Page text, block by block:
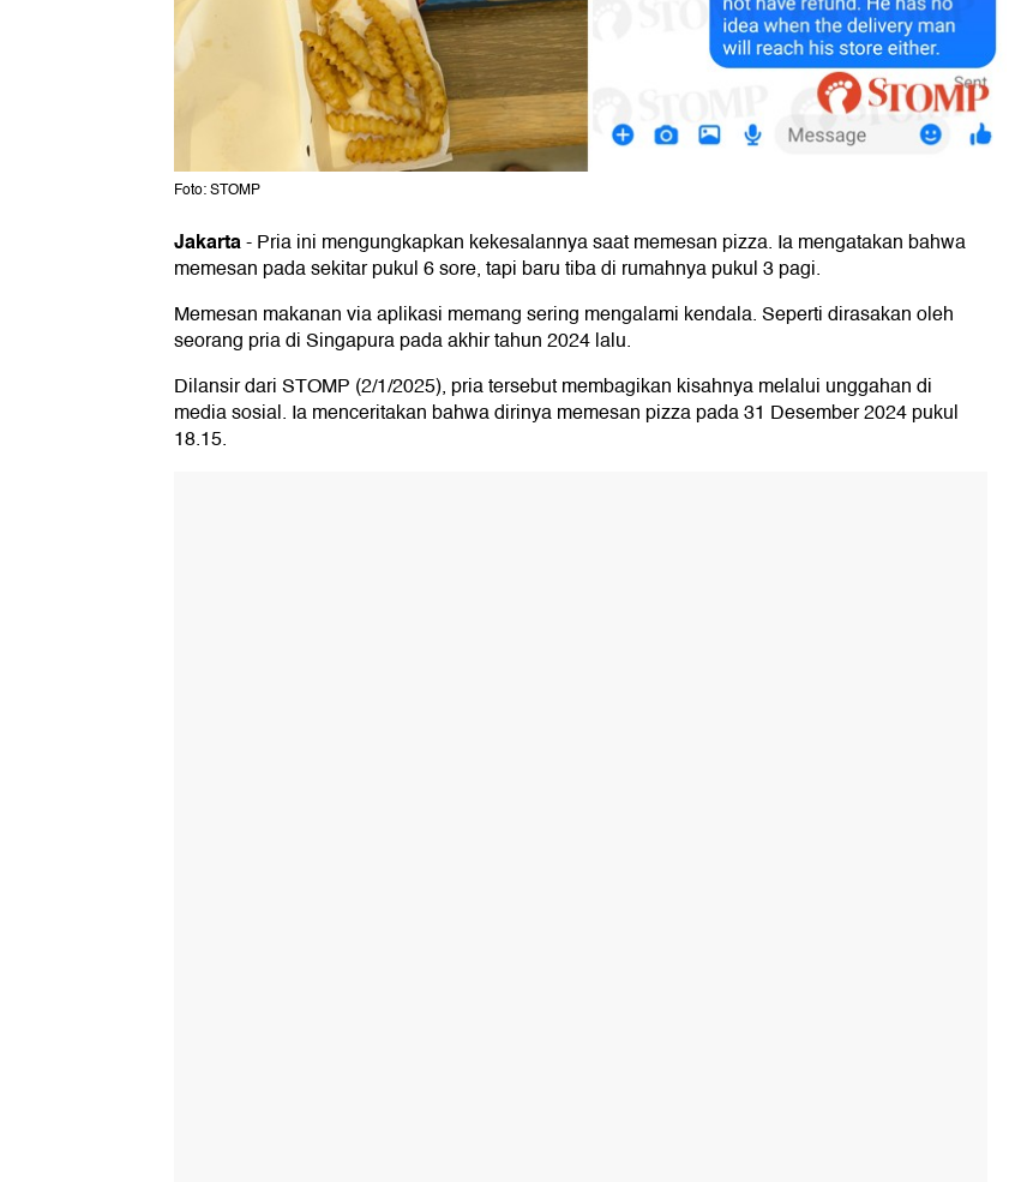
Foto: STOMP
Jakarta-Pria ini mengungkapkan kekesalannya saat memesan pizza. Ia mengatakan bahwa
memesan pada sekitar pukul 6 sore, tapi baru tiba di rumahnya pukul 3 pagi.
Memesan makanan via aplikasi memang sering mengalami kendala. Seperti dirasakan oleh
seorang pria di Singapura pada akhir tahun 2024 lalu.
Dilansir dari STOMP (2/1/2025), pria tersebut membagikan kisahnya melalui unggahan di
media sosial. Ia menceritakan bahwa dirinya memesan pizza pada 31 Desember 2024 pukul
18.15.